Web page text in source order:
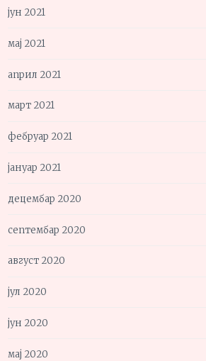
јун 2021
мај 2021
април 2021
март 2021
фебруар 2021
јануар 2021
децембар 2020
септембар 2020
август 2020
јул 2020
јун 2020
мај 2020